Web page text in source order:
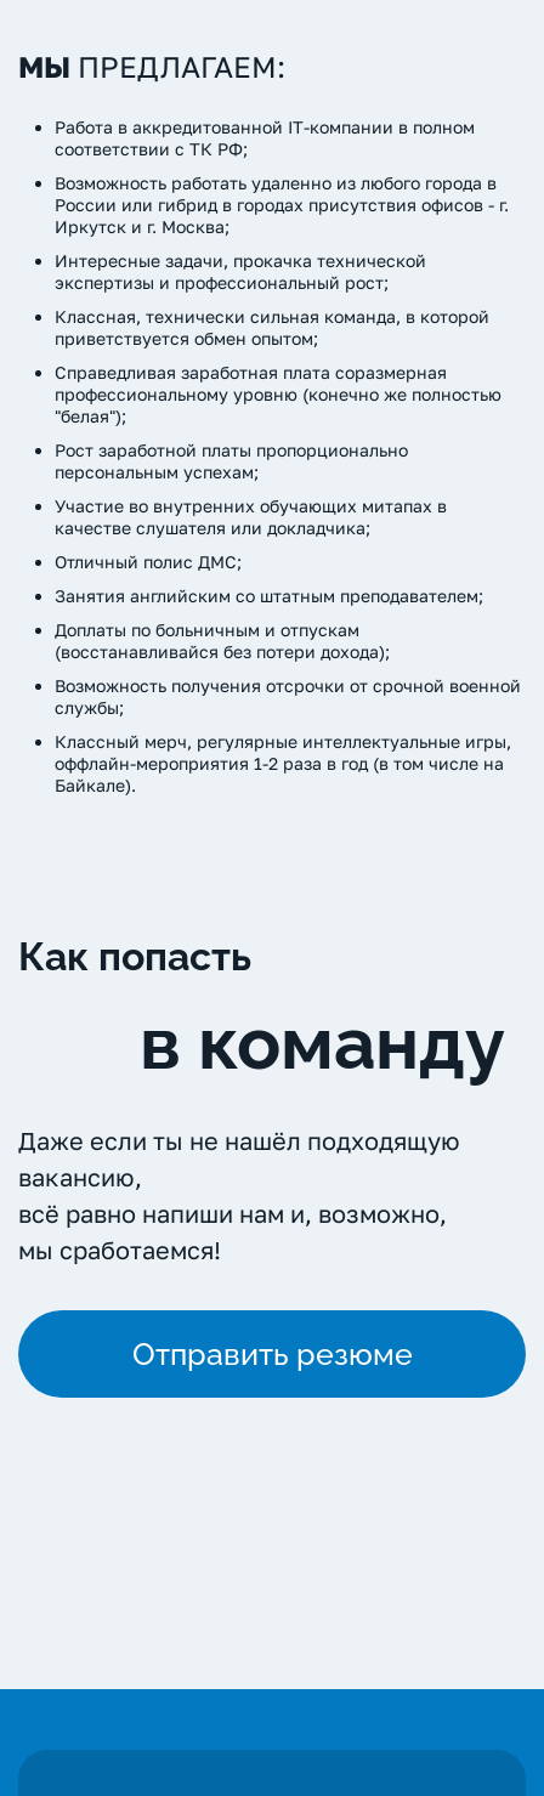
МЫ ПРЕДЛАГАЕМ:
Работа в аккредитованной IT-компании в полном
соответствии с ТК РФ;
Возможность работать удаленно из любого города в
России или гибрид в городах присутствия офисов - г.
Иркутск и г. Москва;
Интересные задачи, прокачка технической
экспертизы и профессиональный рост;
Классная, технически сильная команда, в которой
приветствуется обмен опытом;
Справедливая заработная плата соразмерная
профессиональному уровню (конечно же полностью
"белая");
Рост заработной платы пропорционально
персональным успехам;
Участие во внутренних обучающих митапах в
качестве слушателя или докладчика;
Отличный полис ДМС;
Занятия английским со штатным преподавателем;
Доплаты по больничным и отпускам
(восстанавливайся без потери дохода);
Возможность получения отсрочки от срочной военной
службы;
Классный мерч, регулярные интеллектуальные игры,
оффлайн-мероприятия 1-2 раза в год (в том числе на
Байкале).
Как попасть
в команду
Даже если ты не нашёл подходящую
вакансию,
всё равно напиши нам и, возможно,
мы сработаемся!
Отправить резюме